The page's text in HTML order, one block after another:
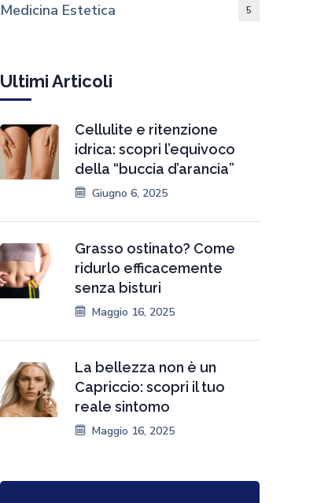
Medicina Estetica 5
Ultimi Articoli
Cellulite e ritenzione
idrica: scopri l’equivoco
della “buccia d’arancia”
Giugno 6, 2025
Grasso ostinato? Come
ridurlo efficacemente
senza bisturi
Maggio 16, 2025
La bellezza non è un
Capriccio: scopri il tuo
reale sintomo
Maggio 16, 2025